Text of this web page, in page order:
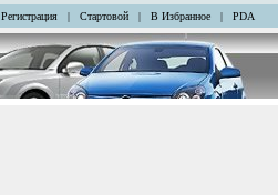
Регистрация | Стартовой | В Избранное | PDA